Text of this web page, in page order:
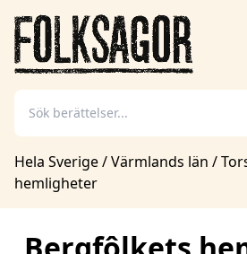
Hela Sverige/Värmlands län /
hemligheter